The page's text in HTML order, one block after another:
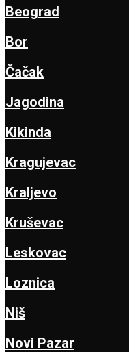
Beograd
Bor
Čačak
Jagodina
Kikinda
Kragujevac
Kraljevo
Kruševac
Leskovac
Loznica
Niš
Novi Pazar